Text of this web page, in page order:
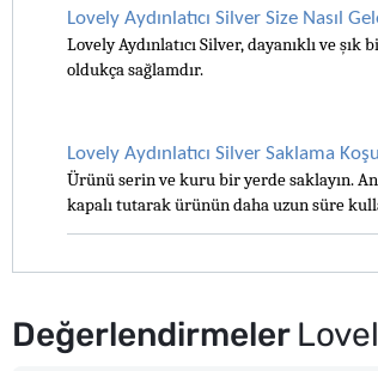
Lovely Aydınlatıcı Silver Size Nasıl
Lovely Aydınlatıcı Silver, dayanıklı ve
oldukça sağlamdır.
Lovely Aydınlatıcı Silver Saklama
Ürünü serin ve kuru bir yerde saklayın.
kapalı tutarak ürünün daha uzun süre
Değerlendirmeler